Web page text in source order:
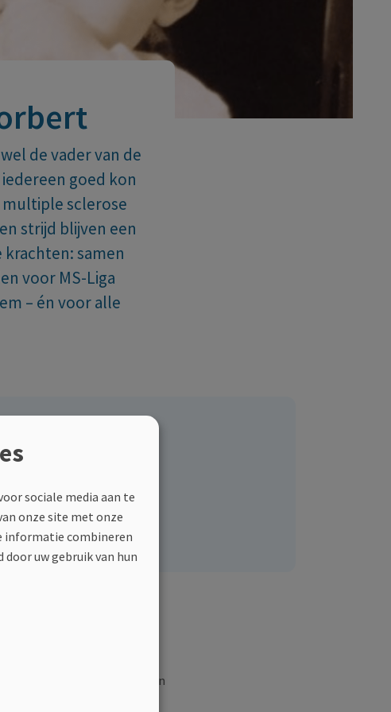
de vader van de
goed kon
multiple sclerose
strijd blijven een
samen
voor MS-Liga
– én voor alle
dit
Facebook
Linkedin
TwitterE-mail
Trafiroad. In 2017 hebben
mij nagelaten. Ik heb van
sociale media aan te
onze site met onze
informatie combineren
uw gebruik van hun